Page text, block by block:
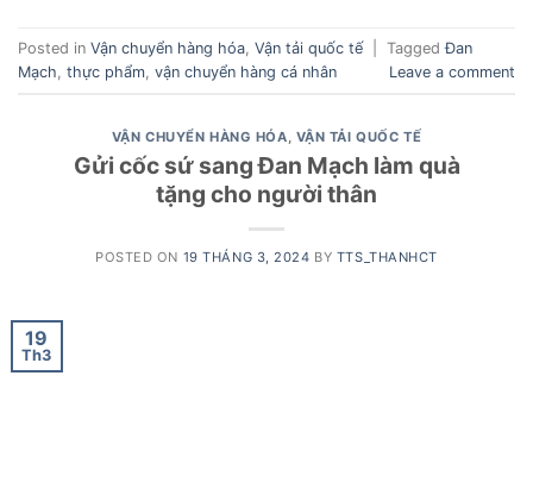
Posted in Vận chuyển hàng hóa Vận tải quốc tế TaggedĐan
Mạch thực phẩm vận chuyển hàng cá nhân Leave a comment
VẬN CHUYỂN HÀNG HÓA, VẬN TẢI QUỐC TẾ
Gửi cốc sứ sang Đan Mạch làm quà
tặng cho người thân
POSTED ON 19 THÁNG 3, 2024 BY TTS_THANHCT
19
Th3